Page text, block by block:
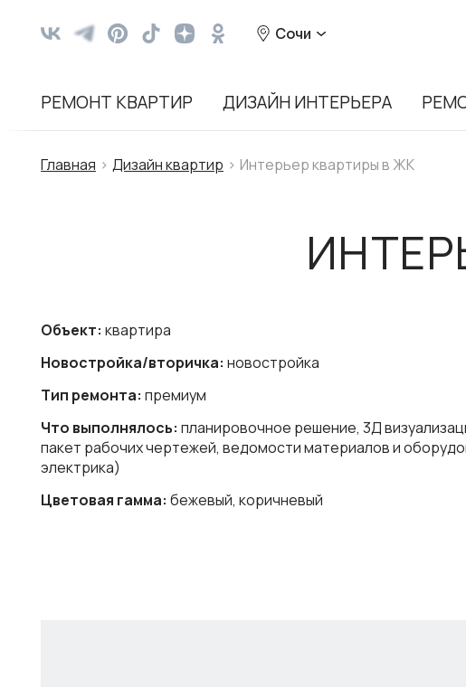
Сочи
РЕМОНТ КВАРТИР ДИЗАЙН ИНТЕРЬЕРА
Главная Дизайн квартир Интерьер квартиры в ЖК
Объект: квартира
Новостройка/вторичка: новостройка
Тип ремонта: премиум
Что выполнялось: планировочное решение, 3Д
пакет рабочих чертежей, ведомости материалов и
электрика)
Цветовая гамма: бежевый, коричневый